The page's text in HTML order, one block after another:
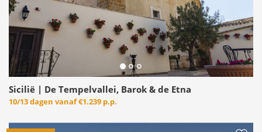
Sicilië | De Tempelvallei, Barok & de Etna
10/13 dagen vanaf€1.239 p.p.